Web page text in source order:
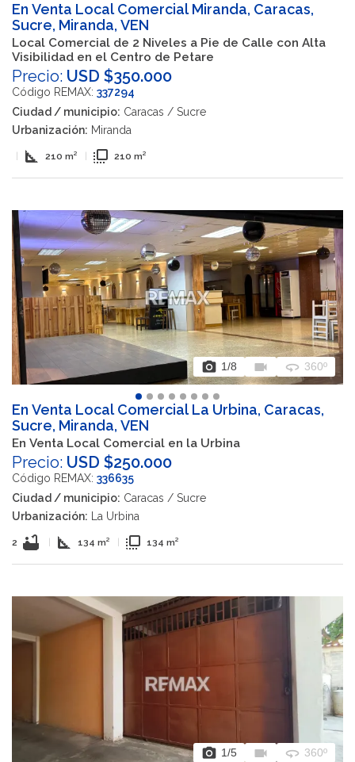
En Venta Local Comercial Miranda, Caracas,
Sucre, Miranda, VEN
Local Comercial de 2 Niveles a Pie de Calle con Alta
Visibilidad en el Centro de Petare
Precio: USD $350.000
Código REMAX: 337294
Ciudad / municipio: Caracas / Sucre
Urbanización: Miranda
square_foot 210 m² flip_to_front 210 m²
photo_camera 1/8 videocam 360 360º
En Venta Local Comercial La Urbina, Caracas,
Sucre, Miranda, VEN
En Venta Local Comercial en la Urbina
Precio: USD $250.000
Código REMAX: 336635
Ciudad / municipio: Caracas / Sucre
Urbanización: La Urbina
2 bathtub square_foot 134 m² flip_to_front 134 m²
photo_camera 1/5 videocam 360 360º